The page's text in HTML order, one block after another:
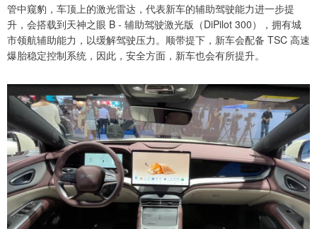
管中窥豹，车顶上的激光雷达，代表新车的辅助驾驶能力进一步提
升，会搭载到天神之眼 B - 辅助驾驶激光版（DiPilot 300），拥有城
市领航辅助能力，以缓解驾驶压力。顺带提下，新车会配备 TSC 高速
爆胎稳定控制系统，因此，安全方面，新车也会有所提升。